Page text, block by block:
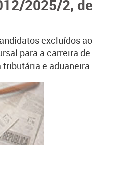
2025/2, de
excluídos ao
para a carreira de
e aduaneira.